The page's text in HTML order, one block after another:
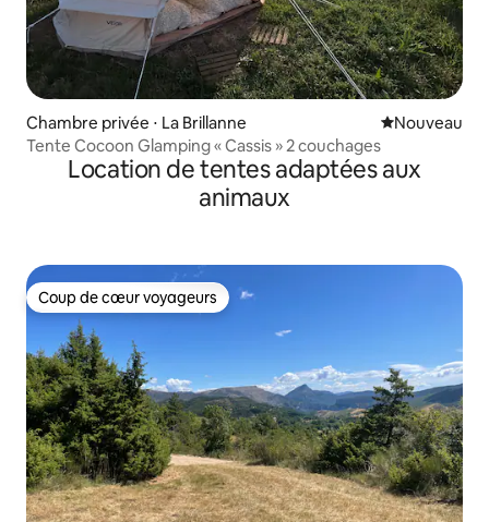
Chambre privée ⋅ La Brillanne Nouvel
Nouveau
Tente Cocoon Glamping « Cassis » 2 couchages
Location de tentes adaptées aux
animaux
Coup de cœur voyageurs
Coup de cœur voyageurs